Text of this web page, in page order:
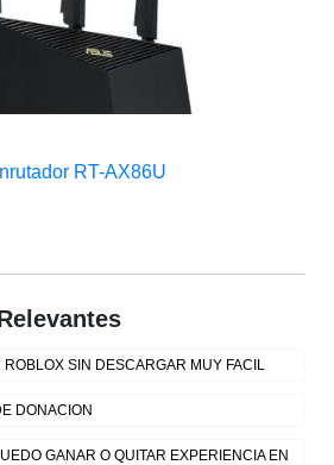
RT-AX86U
SIN DESCARGAR MUY FACIL
DONACION
GANAR O QUITAR EXPERIENCIA EN